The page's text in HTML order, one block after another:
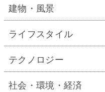
建物・風景
ライフスタイル
テクノロジー
社会・環境・経済